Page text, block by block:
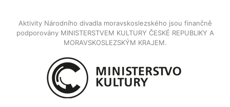
Aktivity Národního divadla moravskoslezského jsou finančně
podporovány MINISTERSTVEM KULTURY ČESKÉ REPUBLIKY A
MORAVSKOSLEZSKÝM KRAJEM.